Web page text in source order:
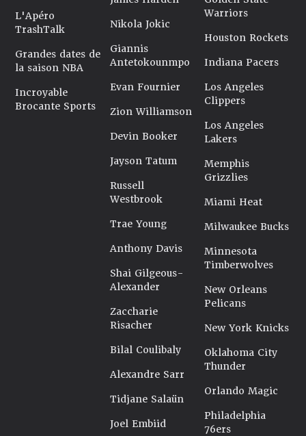
L'Apéro
TrashTalk
Grandes dates de
la saison NBA
Incroyable
Brocante Sports
Nikola Jokic
Giannis
Antetokounmpo
Evan Fournier
Zion Williamson
Devin Booker
Jayson Tatum
Russell
Westbrook
Trae Young
Anthony Davis
Shai Gilgeous-
Alexander
Zaccharie
Risacher
Bilal Coulibaly
Alexandre Sarr
Tidjane Salaün
Joel Embiid
Warriors
Houston Rockets
Indiana Pacers
Los Angeles
Clippers
Los Angeles
Lakers
Memphis
Grizzlies
Miami Heat
Milwaukee Bucks
Minnesota
Timberwolves
New Orleans
Pelicans
New York Knicks
Oklahoma City
Thunder
Orlando Magic
Philadelphia
76ers